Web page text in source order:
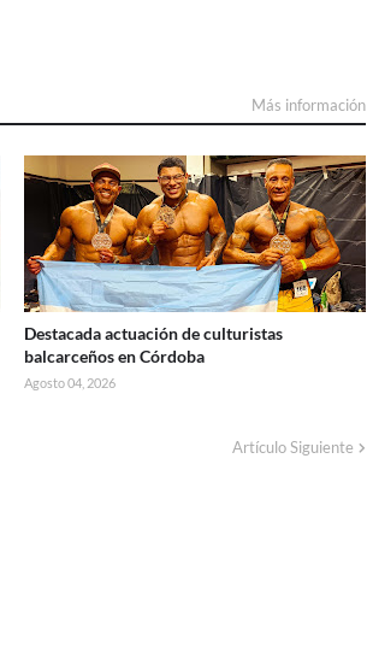
Más información
Destacada actuación de culturistas
balcarceños en Córdoba
Agosto 04, 2026
Artículo Siguiente